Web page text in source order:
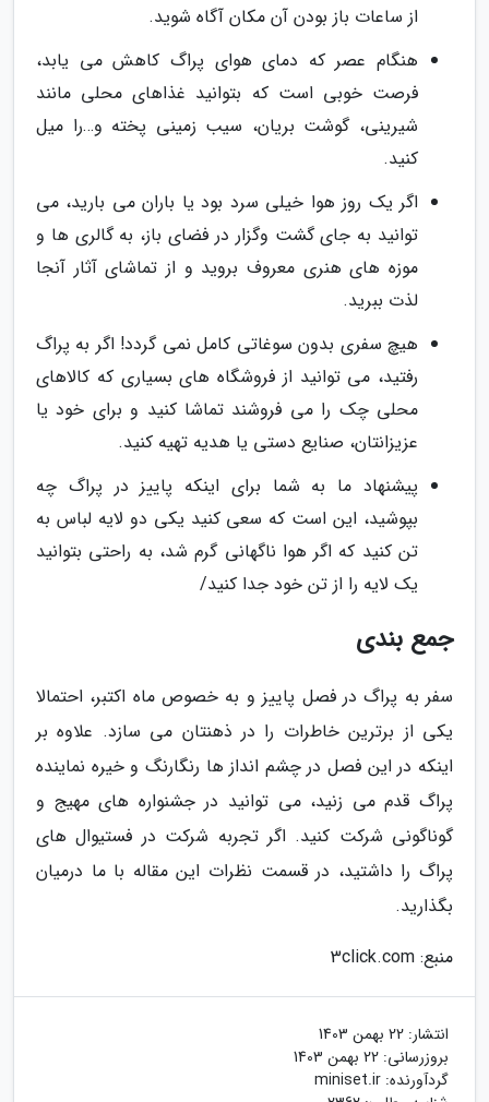
از ساعات باز بودن آن مکان آگاه شوید.
هنگام عصر که دمای هوای پراگ کاهش می یابد،
فرصت خوبی است که بتوانید غذاهای محلی مانند
شیرینی، گوشت بریان، سیب زمینی پخته و…را میل
کنید.
اگر یک روز هوا خیلی سرد بود یا باران می بارید، می
توانید به جای گشت وگزار در فضای باز، به گالری ها و
موزه های هنری معروف بروید و از تماشای آثار آنجا
لذت ببرید.
هیچ سفری بدون سوغاتی کامل نمی گردد! اگر به پراگ
رفتید، می توانید از فروشگاه های بسیاری که کالاهای
محلی چک را می فروشند تماشا کنید و برای خود یا
عزیزانتان، صنایع دستی یا هدیه تهیه کنید.
پیشنهاد ما به شما برای اینکه پاییز در پراگ چه
بپوشید، این است که سعی کنید یکی دو لایه لباس به
تن کنید که اگر هوا ناگهانی گرم شد، به راحتی بتوانید
یک لایه را از تن خود جدا کنید/
جمع بندی
سفر به پراگ در فصل پاییز و به خصوص ماه اکتبر، احتمالا
یکی از برترین خاطرات را در ذهنتان می سازد. علاوه بر
اینکه در این فصل در چشم انداز ها رنگارنگ و خیره نماینده
پراگ قدم می زنید، می توانید در جشنواره های مهیج و
گوناگونی شرکت کنید. اگر تجربه شرکت در فستیوال های
پراگ را داشتید، در قسمت نظرات این مقاله با ما درمیان
بگذارید.
منبع: 3click.com
انتشار: 22 بهمن 1403
بروزرسانی: 22 بهمن 1403
گردآورنده: miniset.ir